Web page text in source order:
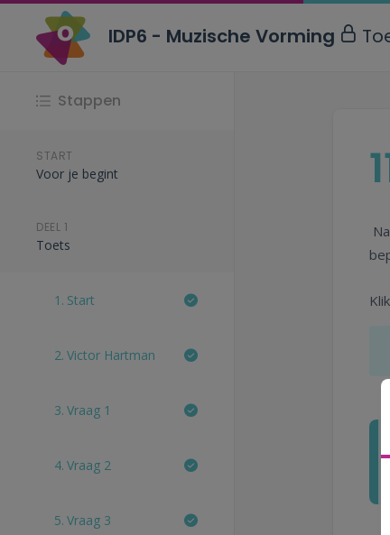
Stappen
START
Voor je begint
DEEL 1
Toets
1. Start
2. Victor Hartman
3. Vraag 1
4. Vraag 2
5. Vraag 3
IDP6 - Muzische Vorming